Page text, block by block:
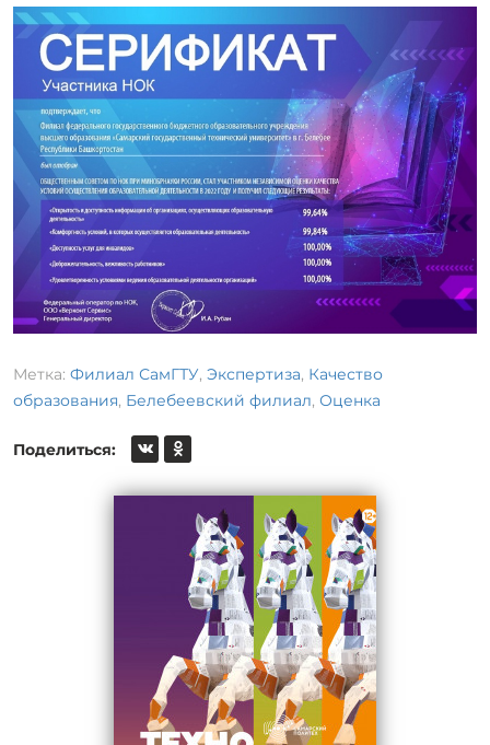
Метка: Филиал СамГТУ, Экспертиза, Качество
образования, Белебеевский филиал, Оценка
Поделиться: